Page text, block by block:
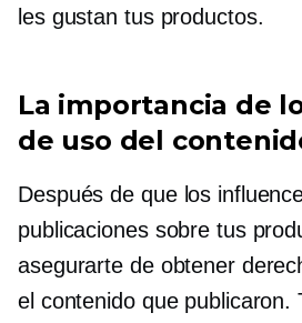
les gustan tus productos.
La importancia de
de uso del
Después de que los
publicaciones sobre tus
asegurarte de obtener
el contenido que publicaron.